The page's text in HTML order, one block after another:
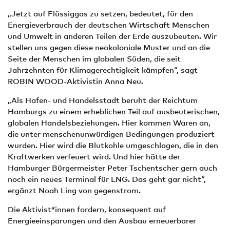
„Jetzt auf Flüssiggas zu setzen, bedeutet, für den
Energieverbrauch der deutschen Wirtschaft Menschen
und Umwelt in anderen Teilen der Erde auszubeuten. Wir
stellen uns gegen diese neokoloniale Muster und an die
Seite der Menschen im globalen Süden, die seit
Jahrzehnten für Klimagerechtigkeit kämpfen“, sagt
ROBIN WOOD-Aktivistin Anna Neu.
„Als Hafen- und Handelsstadt beruht der Reichtum
Hamburgs zu einem erheblichen Teil auf ausbeuterischen,
globalen Handelsbeziehungen. Hier kommen Waren an,
die unter menschenunwürdigen Bedingungen produziert
wurden. Hier wird die Blutkohle umgeschlagen, die in den
Kraftwerken verfeuert wird. Und hier hätte der
Hamburger Bürgermeister Peter Tschentscher gern auch
noch ein neues Terminal für LNG. Das geht gar nicht“,
ergänzt Noah Ling von gegenstrom.
Die Aktivist*innen fordern, konsequent auf
Energieeinsparungen und den Ausbau erneuerbarer